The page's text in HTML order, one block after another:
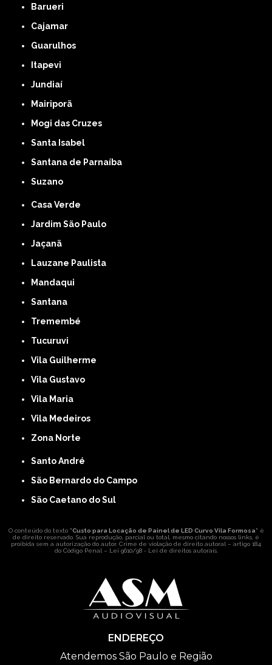
Barueri
Cajamar
Guarulhos
Itapevi
Jundiaí
Mairiporã
Mogi das Cruzes
Santa Isabel
Santana de Parnaíba
Suzano
Casa Verde
Jardim São Paulo
Jaçanã
Lauzane Paulista
Mandaqui
Santana
Tremembé
Tucuruvi
Vila Guilherme
Vila Gustavo
Vila Maria
Vila Medeiros
Zona Norte
Santo André
São Bernardo do Campo
São Caetano do Sul
O conteúdo do texto "Custo para Locação de Painel de LED Curvo Vila Formosa" é
de direito reservado. Sua reprodução, parcial ou total, mesmo citando nossos links, é
proibida sem a autorização do autor. Crime de violação de direito autoral – artigo 184
do Código Penal – Lei 9610/98 - Lei de direitos autorais.
ENDEREÇO
Atendemos São Paulo e Região